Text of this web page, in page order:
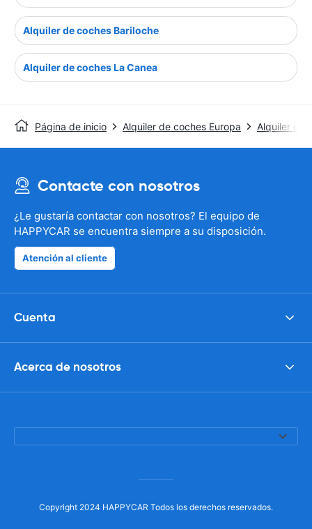
Alquiler de coches Bariloche
Alquiler de coches La Canea
Página de inicio Alquiler de coches Europa Alquiler de
Contacte con nosotros
¿Le gustaría contactar con nosotros? El equipo de
HAPPYCAR se encuentra siempre a su disposición.
Atención al cliente
Cuenta
Acerca de nosotros
Copyright 2024 HAPPYCAR Todos los derechos reservados.